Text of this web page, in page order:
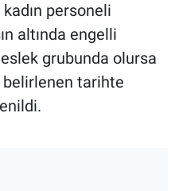
personeli
altında engelli
grubunda olursa
belirlenen tarihte